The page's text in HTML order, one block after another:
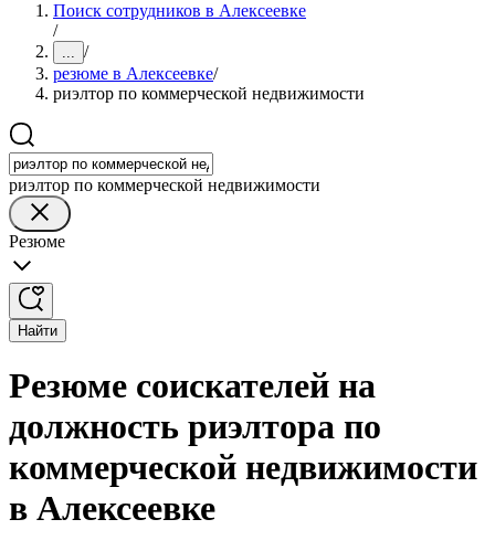
Поиск сотрудников в Алексеевке
/
... /
резюме в Алексеевке/
риэлтор по коммерческой недвижимости
риэлтор по коммерческой недвижимости
Резюме
Найти
Резюме соискателей на
должность риэлтора по
коммерческой недвижимости
в Алексеевке